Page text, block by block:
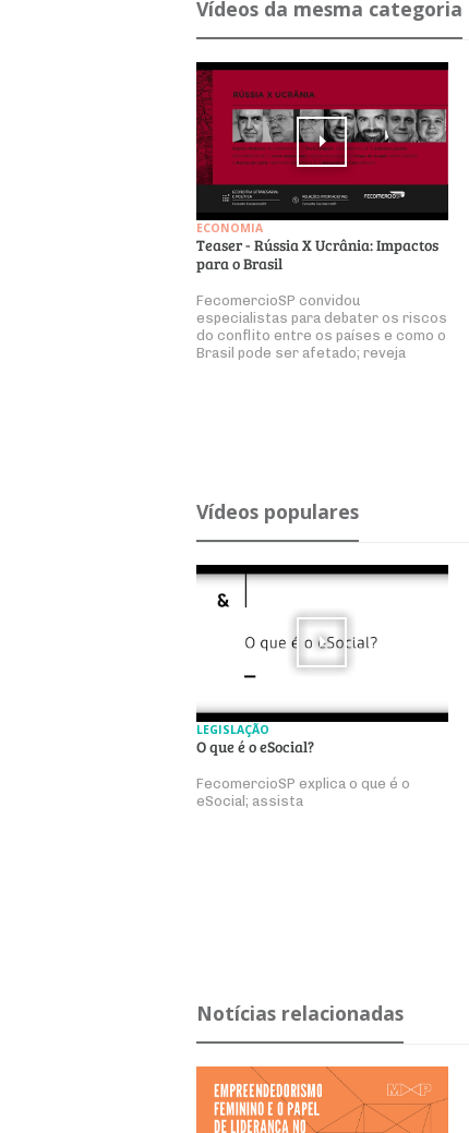
Ví­deos da mesma ca­te­goria
ECONOMIA
Teaser - Rússia X Ucrânia: Impactos
para o Brasil
FecomercioSP convidou
especialistas para debater os riscos
do conflito entre os países e como o
Brasil pode ser afetado; reveja
Ví­deos po­pu­lares
LEGISLAÇÃO
O que é o eSocial?
FecomercioSP explica o que é o
eSocial; assista
Notícias relacionadas